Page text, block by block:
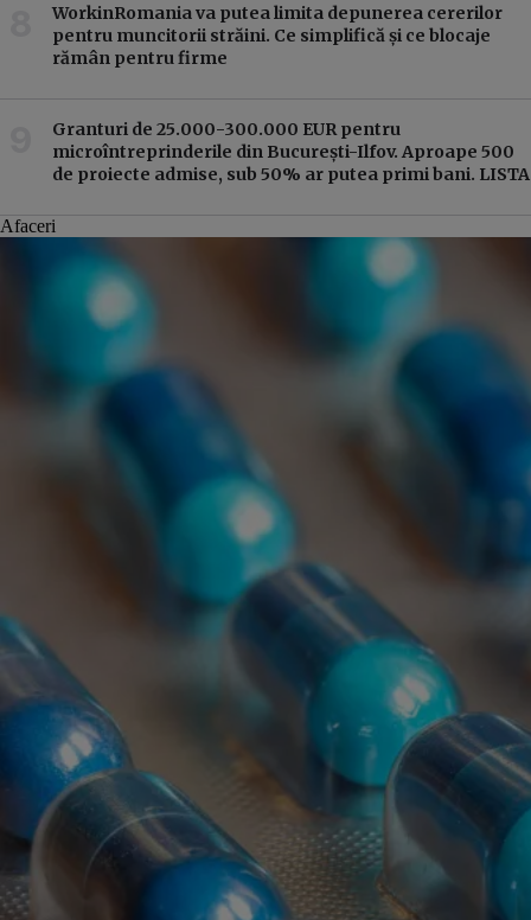
WorkinRomania va putea limita depunerea cererilor
pentru muncitorii străini. Ce simplifică și ce blocaje
rămân pentru firme
Granturi de 25.000-300.000 EUR pentru
microîntreprinderile din București-Ilfov. Aproape 500
de proiecte admise, sub 50% ar putea primi bani. LISTA
Afaceri